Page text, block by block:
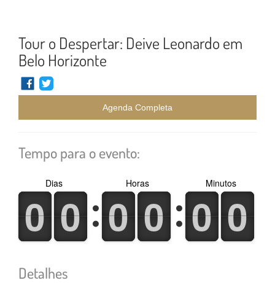
Tour o Despertar: Deive Leonardo em
Belo Horizonte
Agenda Completa
Tempo para o evento:
0
0
1
1 0
0
1
1
Dias
0
0
1
1 0
0
1
1
Horas
0
0
1
1 0
0
1
1
Minutos
Detalhes